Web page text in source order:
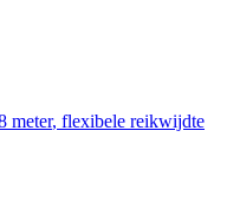
meter, flexibele reikwijdte